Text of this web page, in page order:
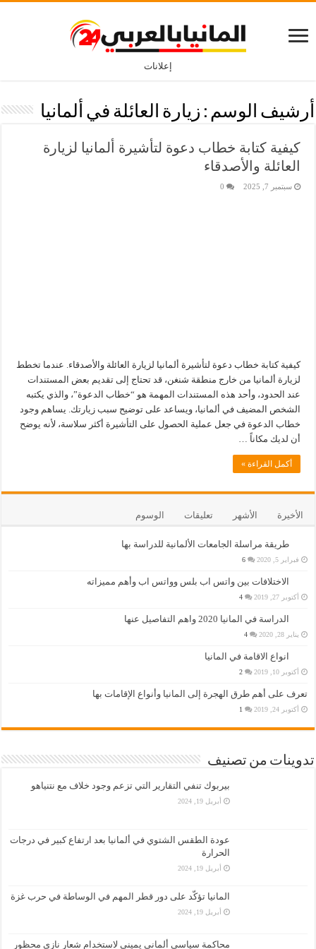
إعلانات
أرشيف الوسم : زيارة العائلة في ألمانيا
كيفية كتابة خطاب دعوة لتأشيرة ألمانيا لزيارة
العائلة والأصدقاء
سبتمبر 7, 2025 0
كيفية كتابة خطاب دعوة لتأشيرة ألمانيا لزيارة العائلة والأصدقاء. عندما تخطط
لزيارة ألمانيا من خارج منطقة شنغن، قد تحتاج إلى تقديم بعض المستندات
عند الحدود، وأحد هذه المستندات المهمة هو “خطاب الدعوة”، والذي يكتبه
الشخص المضيف في ألمانيا، ويساعد على توضيح سبب زيارتك. يساهم وجود
خطاب الدعوة في جعل عملية الحصول على التأشيرة أكثر سلاسة، لأنه يوضح
أن لديك مكاناً …
أكمل القراءة »
الأخيرة الأشهر تعليقات الوسوم
طريقة مراسلة الجامعات الألمانية للدراسة بها
فبراير 5, 2020 6
الاختلافات بين واتس اب بلس وواتس اب وأهم مميزاته
أكتوبر 27, 2019 4
الدراسة في المانيا 2020 واهم التفاصيل عنها
يناير 28, 2020 4
انواع الاقامة في المانيا
أكتوبر 10, 2019 2
تعرف على أهم طرق الهجرة إلى المانيا وأنواع الإقامات بها
أكتوبر 24, 2019 1
تدوينات من تصنيف
بيربوك تنفي التقارير التي تزعم وجود خلاف مع نتنياهو
أبريل 19, 2024
عودة الطقس الشتوي في ألمانيا بعد ارتفاع كبير في درجات
الحرارة
أبريل 19, 2024
المانيا تؤكّد على دور قطر المهم في الوساطة في حرب غزة
أبريل 19, 2024
محاكمة سياسي ألماني يميني لاستخدام شعار نازي محظور